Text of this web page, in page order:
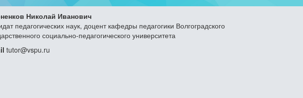
Николай Иванович
педагогических наук, доцент кафедры педагогики Волгоградского
социально-педагогического университета
tutor@vspu.ru